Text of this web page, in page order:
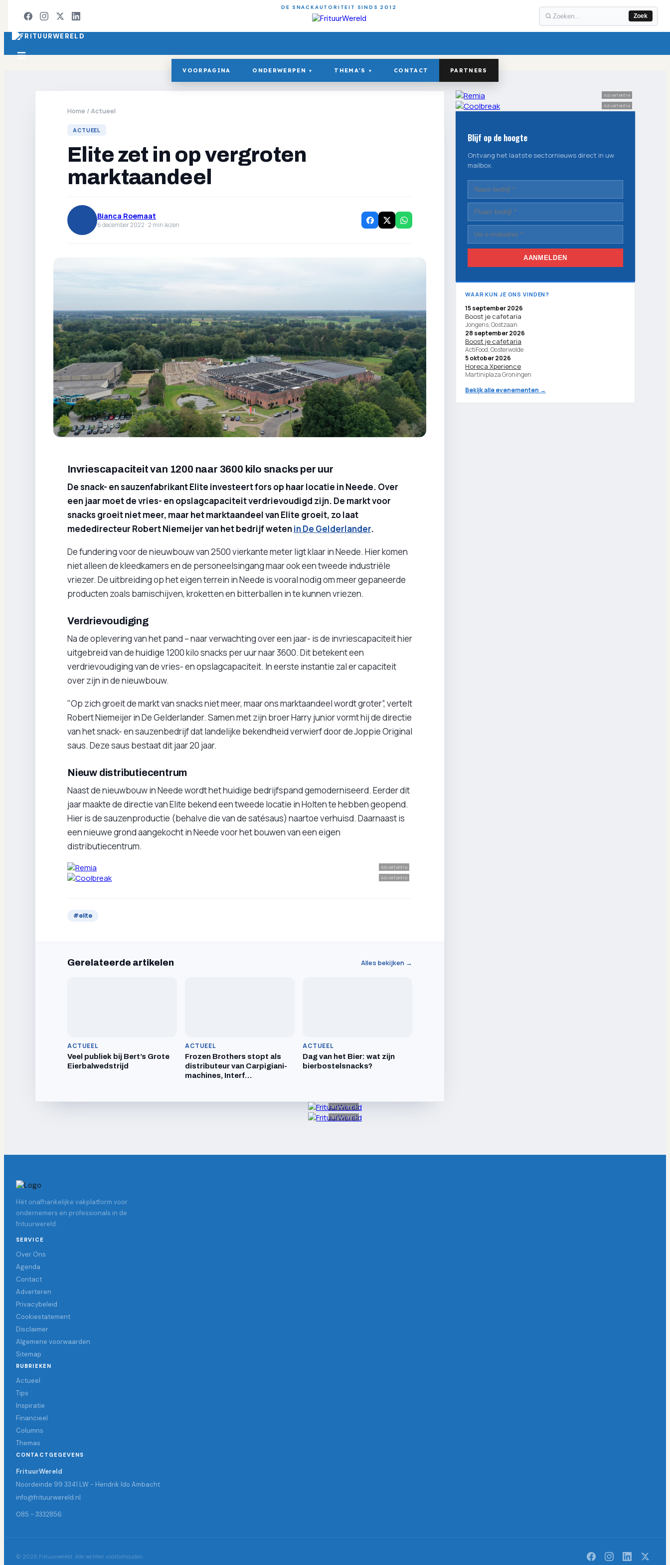
DE SNACKAUTORITEIT SINDS 2012
Zoek
VOORPAGINA ONDERWERPEN ▾ THEMA'S ▾ CONTACT PARTNERS
Home /Actueel
ACTUEEL
Elite zet in op vergroten
marktaandeel
Bianca Roemaat
6 december 2022 ·2 min lezen
Invriescapaciteit van 1200 naar 3600 kilo snacks per uur
De snack- en sauzenfabrikant Elite investeert fors op haar locatie in Neede. Over
een jaar moet de vries- en opslagcapaciteit verdrievoudigd zijn. De markt voor
snacks groeit niet meer, maar het marktaandeel van Elite groeit, zo laat
mededirecteur Robert Niemeijer van het bedrijf wetenin De Gelderlander.
De fundering voor de nieuwbouw van 2500 vierkante meter ligt klaar in Neede. Hier komen
niet alleen de kleedkamers en de personeelsingang maar ook een tweede industriële
vriezer. De uitbreiding op het eigen terrein in Neede is vooral nodig om meer gepaneerde
producten zoals bamischijven, kroketten en bitterballen in te kunnen vriezen.
Verdrievoudiging
Na de oplevering van het pand – naar verwachting over een jaar- is de invriescapaciteit hier
uitgebreid van de huidige 1200 kilo snacks per uur naar 3600. Dit betekent een
verdrievoudiging van de vries- en opslagcapaciteit. In eerste instantie zal er capaciteit
over zijn in de nieuwbouw.
"Op zich groeit de markt van snacks niet meer, maar ons marktaandeel wordt groter”, vertelt
Robert Niemeijer in De Gelderlander. Samen met zijn broer Harry junior vormt hij de directie
van het snack- en sauzenbedrijf dat landelijke bekendheid verwierf door de Joppie Original
saus. Deze saus bestaat dit jaar 20 jaar.
Nieuw distributiecentrum
Naast de nieuwbouw in Neede wordt het huidige bedrijfspand gemoderniseerd. Eerder dit
jaar maakte de directie van Elite bekend een tweede locatie in Holten te hebben geopend.
Hier is de sauzenproductie (behalve die van de satésaus) naartoe verhuisd. Daarnaast is
een nieuwe grond aangekocht in Neede voor het bouwen van een eigen
distributiecentrum.
Advertentie
Advertentie
#elite
Gerelateerde artikelen Alles bekijken →
ACTUEEL
Veel publiek bij Bert’s Grote
Eierbalwedstrijd
ACTUEEL
Frozen Brothers stopt als
distributeur van Carpigiani-
machines, Interf…
ACTUEEL
Dag van het Bier: wat zijn
bierbostelsnacks?
Advertentie
Advertentie
Blijf op de hoogte
Ontvang het laatste sectornieuws direct in uw
mailbox.
AANMELDEN
WAAR KUN JE ONS VINDEN?
15 september 2026
Boost je cafetaria
Jongens, Oostzaan
28 september 2026
Boost je cafetaria
ActiFood, Oosterwolde
5 oktober 2026
Horeca Xperience
Martiniplaza Groningen
Bekijk alle evenementen →
Advertentie
Advertentie
Hét onafhankelijke vakplatform voor
ondernemers en professionals in de
frituurwereld.
SERVICE
Over Ons
Agenda
Contact
Adverteren
Privacybeleid
Cookiestatement
Disclaimer
Algemene voorwaarden
Sitemap
RUBRIEKEN
Actueel
Tips
Inspiratie
Financieel
Columns
Themas
CONTACTGEGEVENS
FrituurWereld
Noordeinde 99 3341 LW - Hendrik Ido Ambacht
info@frituurwereld.nl
085 - 3332856
© 2026 Frituurwereld. Alle rechten voorbehouden.